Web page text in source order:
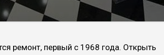
ремонт, первый с 1968 года. Открыть